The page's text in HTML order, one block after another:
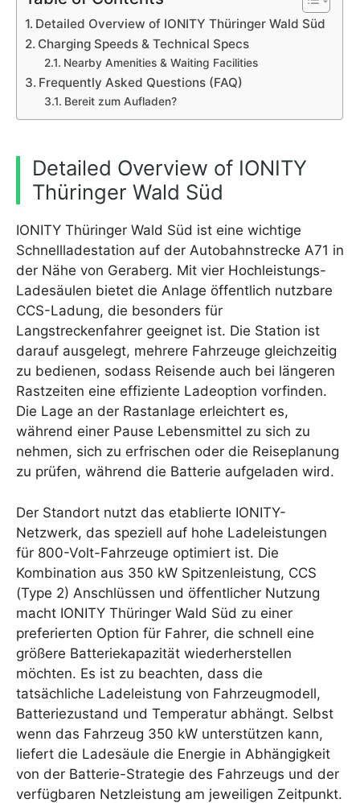
Detailed Overview of IONITY Thüringer Wald Süd
Charging Speeds & Technical Specs
Nearby Amenities & Waiting Facilities
Frequently Asked Questions (FAQ)
Bereit zum Aufladen?
Detailed Overview of IONITY
Thüringer Wald Süd
IONITY Thüringer Wald Süd ist eine wichtige
Schnellladestation auf der Autobahnstrecke A71 in
der Nähe von Geraberg. Mit vier Hochleistungs-
Ladesäulen bietet die Anlage öffentlich nutzbare
CCS-Ladung, die besonders für
Langstreckenfahrer geeignet ist. Die Station ist
darauf ausgelegt, mehrere Fahrzeuge gleichzeitig
zu bedienen, sodass Reisende auch bei längeren
Rastzeiten eine effiziente Ladeoption vorfinden.
Die Lage an der Rastanlage erleichtert es,
während einer Pause Lebensmittel zu sich zu
nehmen, sich zu erfrischen oder die Reiseplanung
zu prüfen, während die Batterie aufgeladen wird.
Der Standort nutzt das etablierte IONITY-
Netzwerk, das speziell auf hohe Ladeleistungen
für 800-Volt-Fahrzeuge optimiert ist. Die
Kombination aus 350 kW Spitzenleistung, CCS
(Type 2) Anschlüssen und öffentlicher Nutzung
macht IONITY Thüringer Wald Süd zu einer
preferierten Option für Fahrer, die schnell eine
größere Batteriekapazität wiederherstellen
möchten. Es ist zu beachten, dass die
tatsächliche Ladeleistung von Fahrzeugmodell,
Batteriezustand und Temperatur abhängt. Selbst
wenn das Fahrzeug 350 kW unterstützen kann,
liefert die Ladesäule die Energie in Abhängigkeit
von der Batterie-Strategie des Fahrzeugs und der
verfügbaren Netzleistung am jeweiligen Zeitpunkt.